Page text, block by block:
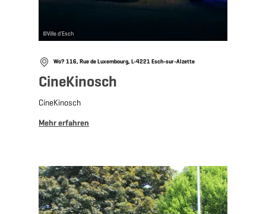
©Ville d'Esch
Wo? 116, Rue de Luxembourg, L-4221 Esch-sur-Alzette
CineKinosch
CineKinosch
Mehr erfahren